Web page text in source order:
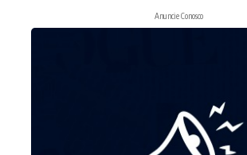
Anuncie Conosco